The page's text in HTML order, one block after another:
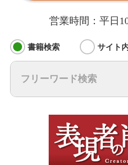
営業時間：平日
書籍検索 サイト